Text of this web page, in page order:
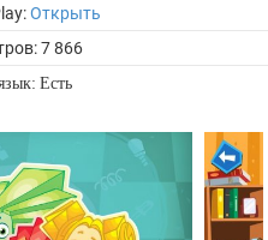
Открыть
7 866
Есть